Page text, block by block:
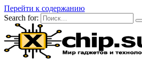
Перейти к содержанию
Search for: